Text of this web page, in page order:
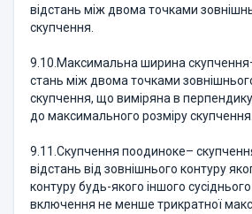
відстань між двома точками
скупчення.
9.10.Максимальна ширина
стань між дво­ма точками
скупчення, що ви­міряна в
до максимального розміру скупчення.
9.11.Скупчення поодиноке–
відстань від зовнішнього контуру
контуру будь-якого іншого
включення не менше трикратної